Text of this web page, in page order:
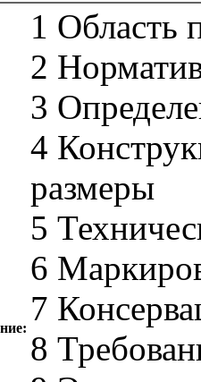
1 Область
2
3
4
размеры
5
6
7
8